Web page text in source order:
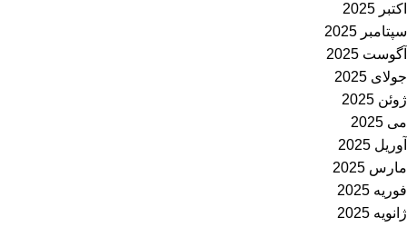
اکتبر 2025
سپتامبر 2025
آگوست 2025
جولای 2025
ژوئن 2025
می 2025
آوریل 2025
مارس 2025
فوریه 2025
ژانویه 2025